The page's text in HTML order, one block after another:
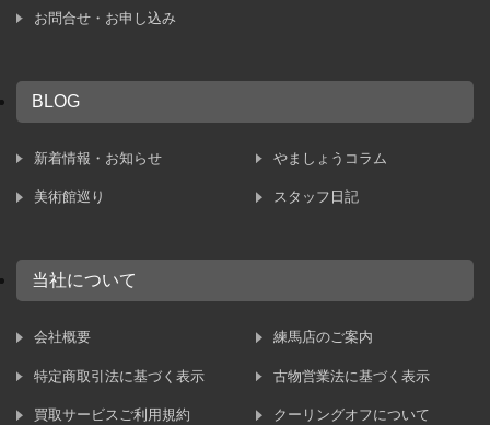
お問合せ・お申し込み
BLOG
新着情報・お知らせ やましょうコラム
美術館巡り スタッフ日記
当社について
会社概要 練馬店のご案内
特定商取引法に基づく表示 古物営業法に基づく表示
買取サービスご利用規約 クーリングオフについて